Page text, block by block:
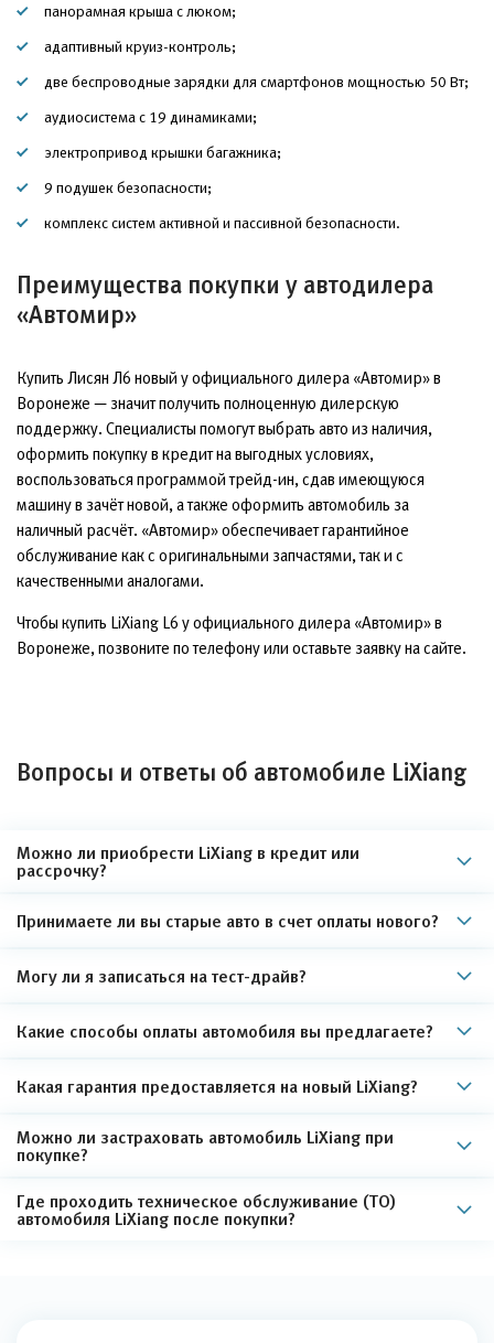
панорамная крыша с люком;
адаптивный круиз-контроль;
две беспроводные зарядки для смартфонов мощностью 50 Вт;
аудиосистема с 19 динамиками;
электропривод крышки багажника;
9 подушек безопасности;
комплекс систем активной и пассивной безопасности.
Преимущества покупки у автодилера
«Автомир»
Купить Лисян Л6 новый у официального дилера «Автомир» в
Воронеже — значит получить полноценную дилерскую
поддержку. Специалисты помогут выбрать авто из наличия,
оформить покупку в кредит на выгодных условиях,
воспользоваться программой трейд-ин, сдав имеющуюся
машину в зачёт новой, а также оформить автомобиль за
наличный расчёт. «Автомир» обеспечивает гарантийное
обслуживание как с оригинальными запчастями, так и с
качественными аналогами.
Чтобы купить LiXiang L6 у официального дилера «Автомир» в
Воронеже, позвоните по телефону или оставьте заявку на сайте.
Вопросы и ответы об автомобиле LiXiang
Можно ли приобрести LiXiang в кредит или
рассрочку?
Принимаете ли вы старые авто в счет оплаты нового?
Могу ли я записаться на тест-драйв?
Какие способы оплаты автомобиля вы предлагаете?
Какая гарантия предоставляется на новый LiXiang?
Можно ли застраховать автомобиль LiXiang при
покупке?
Где проходить техническое обслуживание (ТО)
автомобиля LiXiang после покупки?